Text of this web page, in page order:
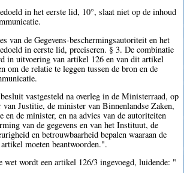
in het eerste lid, 10°, slaat niet op de inhoud
van de Gegevens-beschermingsautoriteit en het
in eerste lid, preciseren. § 3. De combinatie
in uitvoering van artikel 126 en van dit artikel
om de relatie te leggen tussen de bron en de
vastgesteld na overleg in de Ministerraad, op
Justitie, de minister van Binnenlandse Zaken,
en de minister, en na advies van de autoriteiten
van de gegevens en van het Instituut, de
en betrouwbaarheid bepalen waaraan de
moeten beantwoorden.".
wet wordt een artikel 126/3 ingevoegd, luidende: "